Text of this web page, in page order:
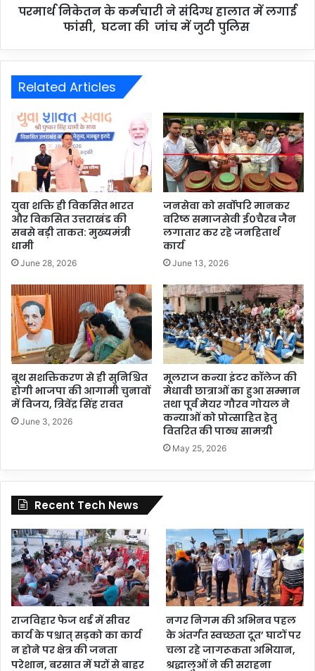
परमार्थ निकेतन के कर्मचारी ने संदिग्ध हालात में लगाई
फांसी, घटना की जांच में जुटी पुलिस
Related Articles
युवा शक्ति ही विकसित भारत
और विकसित उत्तराखंड की
सबसे बड़ी ताकत: मुख्यमंत्री
धामी
June 28, 2026
जनसेवा को सर्वोपरि मानकर
वरिष्ठ समाजसेवी ई०चैरब जैन
लगातार कर रहे जनहितार्थ
कार्य
June 13, 2026
बूथ सशक्तिकरण से ही सुनिश्चित
होगी भाजपा की आगामी चुनावों
में विजय, त्रिवेंद्र सिंह रावत
June 3, 2026
मूलराज कन्या इंटर कॉलेज की
मेधावी छात्राओं का हुआ सम्मान
तथा पूर्व मेयर गौरव गोयल ने
कन्याओं को प्रोत्साहित हेतु
वितरित की पाठ्य सामग्री
May 25, 2026
Recent Tech News
राजविहार फेज थर्ड में सीवर
कार्य के पश्चात् सड़को का कार्य
न होने पर क्षेत्र की जनता
परेशान, बरसात में घरों से बाहर
नगर निगम की अभिनव पहल
के अंतर्गत स्वच्छता दूत’ घाटों पर
चला रहे जागरूकता अभियान,
श्रद्धालुओं ने की सराहना